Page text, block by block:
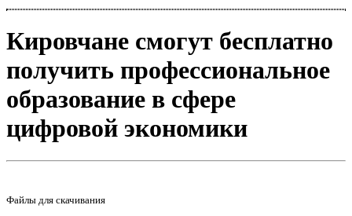
Кировчане смогут бесплатно
получить профессиональное
образование в сфере
цифровой экономики
Файлы для скачивания